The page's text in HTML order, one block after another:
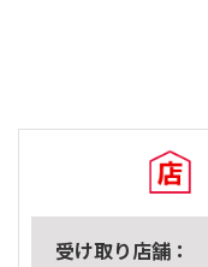
受け取り店舗：